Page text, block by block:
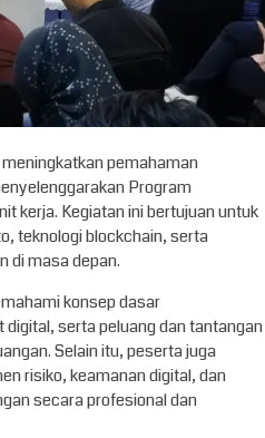
pemahaman
Program
kerja. Kegiatan ini bertujuan untuk
teknologi blockchain, serta
di masa depan.
konsep dasar
serta peluang dan tantangan
Selain itu, peserta juga
risiko, keamanan digital, dan
secara profesional dan